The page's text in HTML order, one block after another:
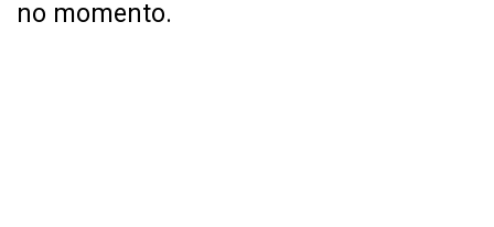
no momento.